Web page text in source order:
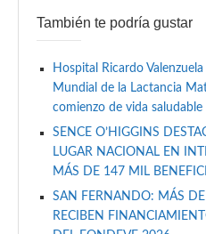
También te podría gustar
Hospital Ricardo
Mundial de la Lactancia
comienzo de vida saludable
SENCE O’HIGGINS
LUGAR NACIONAL EN
MÁS DE 147 MIL
SAN FERNANDO: MÁS
RECIBEN